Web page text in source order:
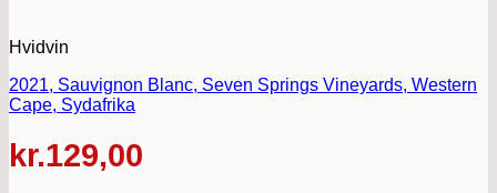
Hvidvin
2021, Sauvignon Blanc, Seven Springs Vineyards, Western
Cape, Sydafrika
kr.129,00